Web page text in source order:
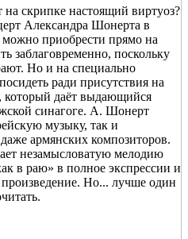
на скрипке настоящий виртуоз?
Александра Шонерта в
приобрести прямо на
заблаговременно, поскольку
Но и на специально
ради присутствия на
который даёт выдающийся
синагоге. А. Шонерт
музыку, так и
армянских композиторов.
незамысловатую мелодию
в раю» в полное экспрессии и
Но... лучше один